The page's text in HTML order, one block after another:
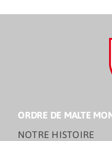
ORDRE DE MALTE
NOTRE HISTOIRE